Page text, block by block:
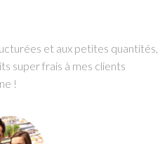
et aux petites quantités,
super frais à mes clients
!